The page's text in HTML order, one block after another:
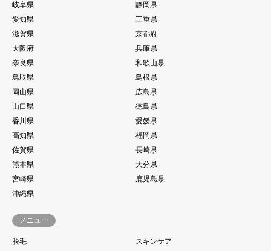
岐阜県
静岡県
愛知県
三重県
滋賀県
京都府
大阪府
兵庫県
奈良県
和歌山県
鳥取県
島根県
岡山県
広島県
山口県
徳島県
香川県
愛媛県
高知県
福岡県
佐賀県
長崎県
熊本県
大分県
宮崎県
鹿児島県
沖縄県
メニュー
脱毛
スキンケア